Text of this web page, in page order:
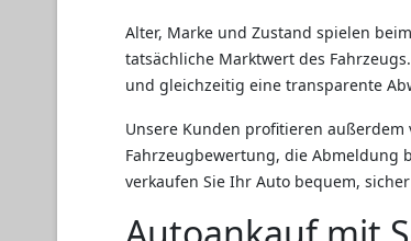
Alter, Marke und Zustand spielen
tatsächliche Marktwert des
und gleichzeitig eine transparente
Unsere Kunden profitieren
Fahrzeugbewertung, die Abmeldung
verkaufen Sie Ihr Auto bequem,